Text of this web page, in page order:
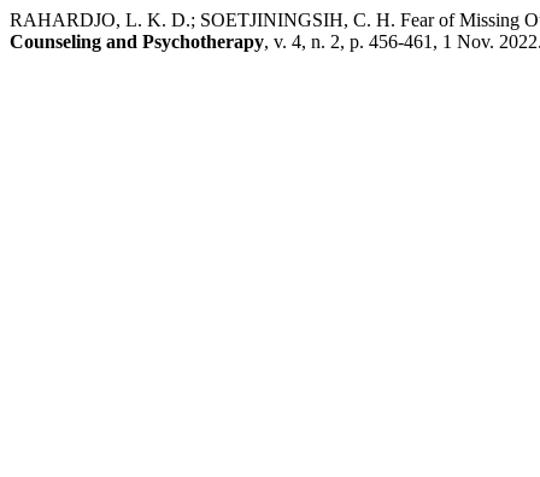
RAHARDJO, L. K. D.; SOETJININGSIH, C. H. Fear of Missing
Counseling and Psychotherapy, v. 4, n. 2, p. 456-461, 1 Nov.